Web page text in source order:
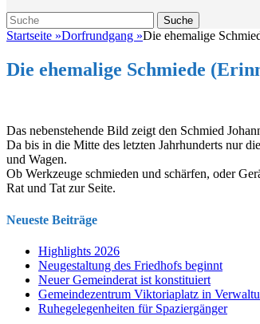
Suche
Suche
nach:
Startseite »Dorfrundgang »Die ehemalige
Die ehemalige Schmiede
Das nebenstehende Bild zeigt den Schmied
Da bis in die Mitte des letzten Jahrhunderts nur
und Wagen.
Ob Werkzeuge schmieden und schärfen, oder
Rat und Tat zur Seite.
Neueste Beiträge
Highlights 2026
Neugestaltung des Friedhofs beginnt
Neuer Gemeinderat ist konstituiert
Gemeindezentrum Viktoriaplatz in
Ruhegelegenheiten für Spaziergänger